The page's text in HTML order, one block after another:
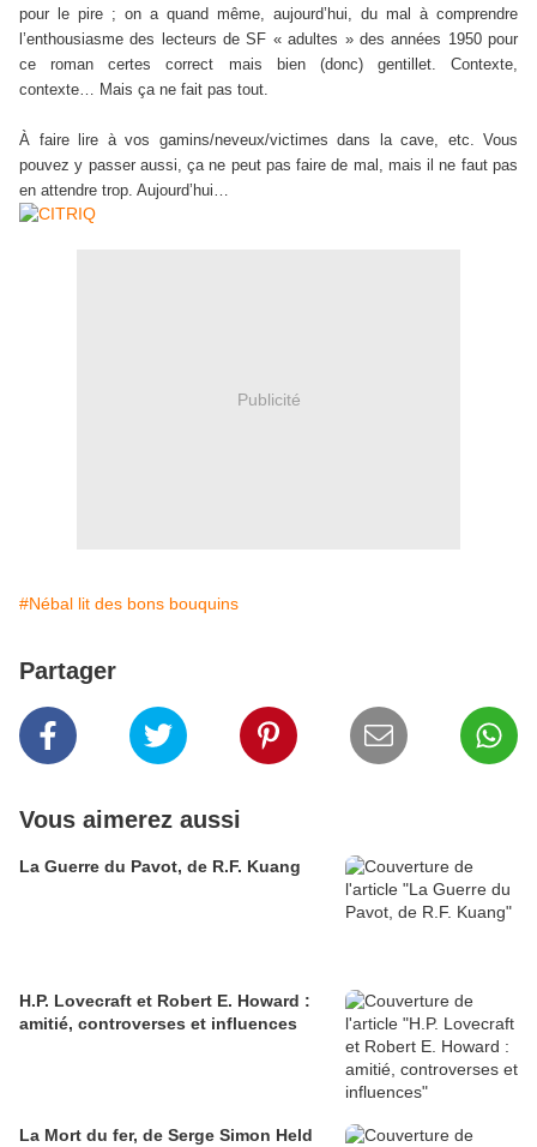
pour le pire ; on a quand même, aujourd’hui, du mal à comprendre
l’enthousiasme des lecteurs de SF « adultes » des années 1950 pour
ce roman certes correct mais bien (donc) gentillet. Contexte,
contexte… Mais ça ne fait pas tout.
À faire lire à vos gamins/neveux/victimes dans la cave, etc. Vous
pouvez y passer aussi, ça ne peut pas faire de mal, mais il ne faut pas
en attendre trop. Aujourd’hui…
Publicité
#Nébal lit des bons bouquins
Partager
Vous aimerez aussi
La Guerre du Pavot, de R.F. Kuang
H.P. Lovecraft et Robert E. Howard :
amitié, controverses et influences
La Mort du fer, de Serge Simon Held